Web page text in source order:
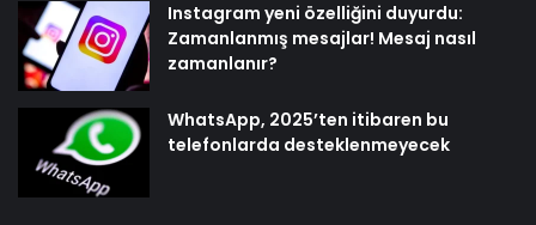
Instagram yeni özelliğini duyurdu:
Zamanlanmış mesajlar! Mesaj nasıl
zamanlanır?
WhatsApp, 2025’ten itibaren bu
telefonlarda desteklenmeyecek